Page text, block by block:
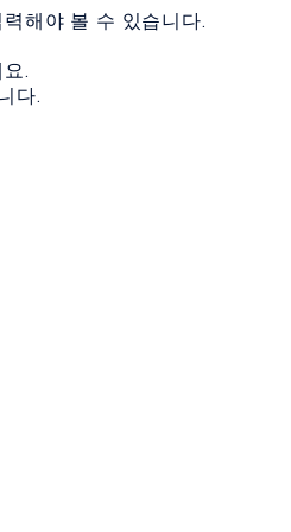
해야 볼 수 있습니다.
.
다.